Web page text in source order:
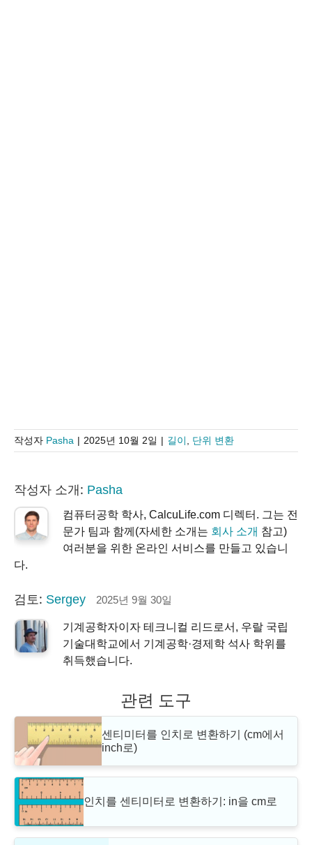
작성자 Pasha | 2025년 10월 2일 | 길이 단위 변환
작성자 소개: Pasha
컴퓨터공학 학사, CalcuLife.com 디렉터. 그는 전
문가 팀과 함께(자세한 소개는 회사 소개 참고)
여러분을 위한 온라인 서비스를 만들고 있습니
다.
검토: Sergey 2025년 9월 30일
기계공학자이자 테크니컬 리드로서, 우랄 국립
기술대학교에서 기계공학·경제학 석사 학위를
취득했습니다.
관련 도구
센티미터를 인치로 변환하기 (cm에서
inch로)
인치를 센티미터로 변환하기: in을 cm로